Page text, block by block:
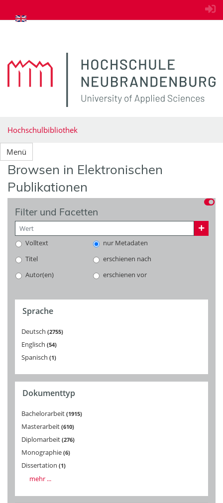
zum Inhalt springen
Hochschulbibliothek
Menü
Browsen in Elektronischen
Publikationen
Filter und Facetten
Volltext
nur Metadaten
Titel
erschienen nach
Autor(en)
erschienen vor
Sprache
Deutsch 2755
Englisch 54
Spanisch 1
Dokumenttyp
Bachelorarbeit 1915
Masterarbeit 610
Diplomarbeit 276
Monographie 6
Dissertation 1
mehr ...